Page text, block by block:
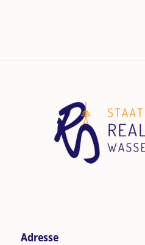
Adresse